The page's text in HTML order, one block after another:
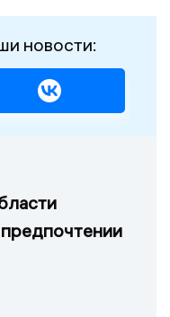
новости: